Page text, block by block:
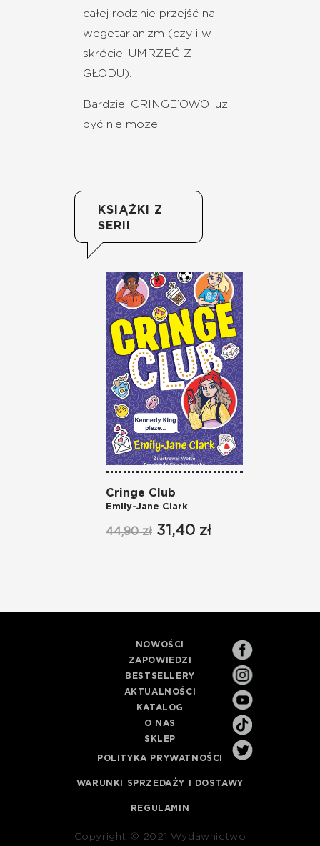
całej rodzinie przejść na
wegetarianizm (czyli w
skrócie: UMRZEĆ Z
GŁODU).
Bardziej CRINGE’OWO już
być nie może.
KSIĄŻKI Z
SERII
Cringe Club
Emily-Jane Clark
44,90 zł 31,40 zł
NOWOŚCI
ZAPOWIEDZI
BESTSELLERY
AKTUALNOŚCI
KATALOG
O NAS
SKLEP
POLITYKA PRYWATNOŚCI
WARUNKI SPRZEDAŻY I DOSTAWY
REGULAMIN
Copyright © 2021 Wydawnictwo